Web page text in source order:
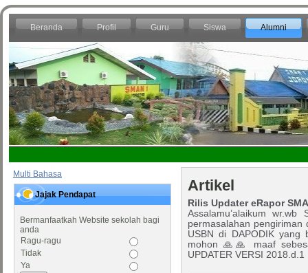
Beranda Profil Guru Siswa Alumni
Multi Bahasa
Jajak Pendapat
Bermanfaatkah Website sekolah bagi
anda
Ragu-ragu
Tidak
Ya
Artikel
Rilis Updater eRapor
Assalamu’alaikum
permasalahan pengiriman
USBN di DAPODIK yang
mohon 🙏🙏 maaf
UPDATER VERSI 2018.d.1